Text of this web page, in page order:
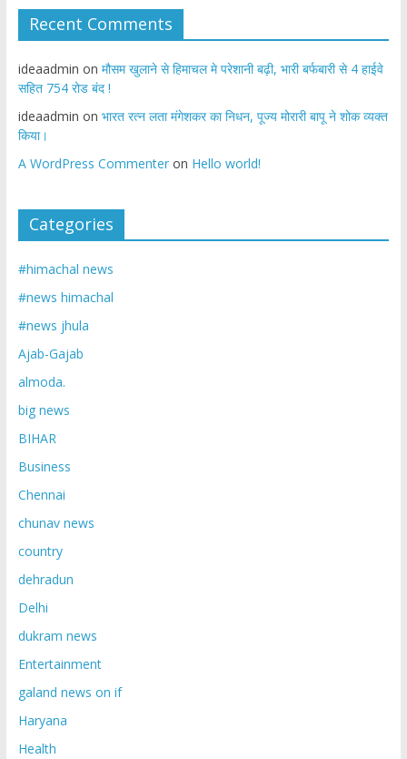
Recent Comments
ideaadmin on मौसम खुलाने से हिमाचल मे परेशानी बढ़ी, भारी बर्फबारी से 4 हाईवे
सहित 754 रोड बंद !
ideaadmin on भारत रत्न लता मंगेशकर का निधन, पूज्य मोरारी बापू ने शोक व्यक्त
किया।
A WordPress Commenteron Hello world!
Categories
#himachal news
#news himachal
#news jhula
Ajab-Gajab
almoda.
big news
BIHAR
Business
Chennai
chunav news
country
dehradun
Delhi
dukram news
Entertainment
galand news on if
Haryana
Health